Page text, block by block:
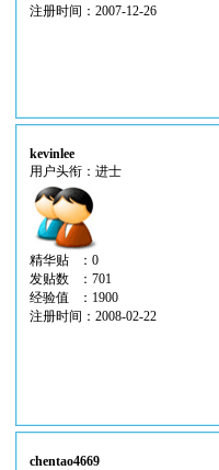
注册时间：2007-12-26
kevinlee
用户头衔：进士
精华贴 ：0
发贴数 ：701
经验值 ：1900
注册时间：2008-02-22
chentao4669